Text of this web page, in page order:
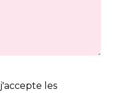
les